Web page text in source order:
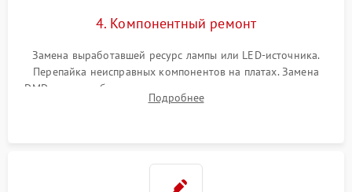
4. Компонентный ремонт
Замена выработавшей ресурс лампы или LED-источника.
Перепайка неисправных компонентов на платах. Замена
DMD-чипа при битых пикселях, установка нового цветового
колеса или восстановление сгоревших поляризационных
Подробнее